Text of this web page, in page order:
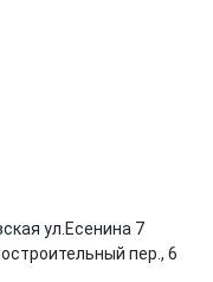
ул.Есенина 7
пер., 6